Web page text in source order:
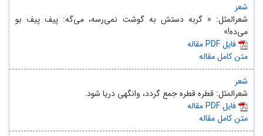
شعر
شعرالمثل: « گربه دستش به گوشت نمی‌رسه، می‌گه: پیف پیف بو
می‌ده!»
مقاله PDF فایل
متن کامل مقاله
شعر
شعرالمثل: قطره قطره جمع گردد، وانگهی دریا شود.
مقاله PDF فایل
متن کامل مقاله